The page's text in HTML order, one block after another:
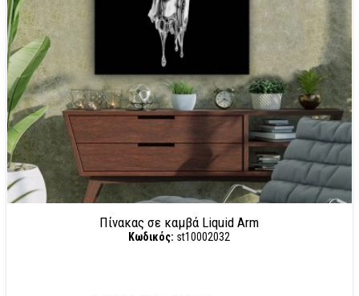
Πίνακας σε καμβά Liquid Arm
Κωδικός: st10002032